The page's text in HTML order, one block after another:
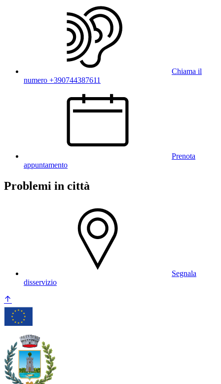
Chiama il
numero +390744387611
Prenota
appuntamento
Problemi in città
Segnala
disservizio